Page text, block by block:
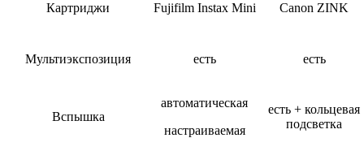
Картриджи Fujifilm Instax Mini Canon ZINK
Мультиэкспозиция есть есть
Вспышка
автоматическая
настраиваемая
есть + кольцевая
подсветка